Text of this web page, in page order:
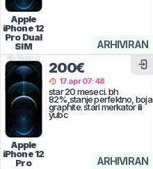
ARHIVIRAN
Apple
iPhone 12
Pro Dual
SIM
ARHIVIRAN
#6x96phjzxz
Apple
iPhone 12
Pro
200€
17.apr 07:48
star 20 meseci. bh
82%,stanje perfektno, boja
graphite. stari merkator ili
yubc